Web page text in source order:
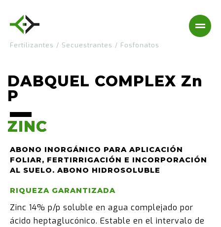
Fertilizantes / Secuestrantes / Fosfonatos
DABQUEL COMPLEX Zn
P
ZINC
ZINC
ABONO INORGÁNICO PARA APLICACIÓN
FOLIAR, FERTIRRIGACIÓN E INCORPORACIÓN
AL SUELO. ABONO HIDROSOLUBLE
RIQUEZA GARANTIZADA
Zinc 14% p/p soluble en agua complejado por
ácido heptaglucónico. Estable en el intervalo de